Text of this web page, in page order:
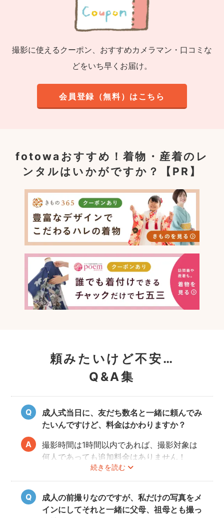
撮影に使えるクーポン、おすすめカメラマン・口コミな
どをいち早くお届け。
会員登録（無料）はこちら
fotowaおすすめ！着物・産着のレ
ンタルはいかがですか？【PR】
頼みたいけど不安…
Q&A集
成人式当日に、友だち数名と一緒に頼んでみ
たいんですけど、料金はかわりますか？
続きを読む
撮影時間は1時間以内であれば、撮影対象は
何人であっても追加料金はありません！
ぜひお友だち同士で素敵な思い出を残してく
ださい。
成人の前撮りなのですが、私だけの写真をメ
インにしてそれと一緒に父母、祖母とも撮っ